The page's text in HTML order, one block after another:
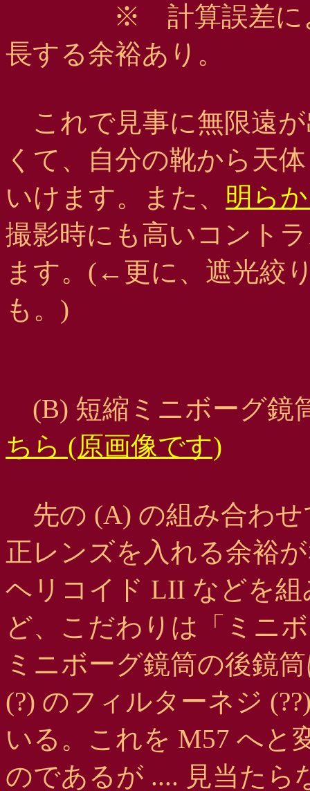
※ 計算誤差により
長する余裕あり。
これで見事に無限遠
くて、自分の靴から天
いけます。また、 明ら
撮影時にも高いコント
ます。(←更に、遮光絞
も。)
(B) 短縮ミニボーグ鏡
ちら (原画像です)
先の (A) の組み合わせ
正レンズを入れる余裕
ヘリコイド LII などを
ど、こだわりは「ミニ
ミニボーグ鏡筒の後鏡
(?) のフィルターネジ
いる。これを M57 へと
のであるが .... 見当たら